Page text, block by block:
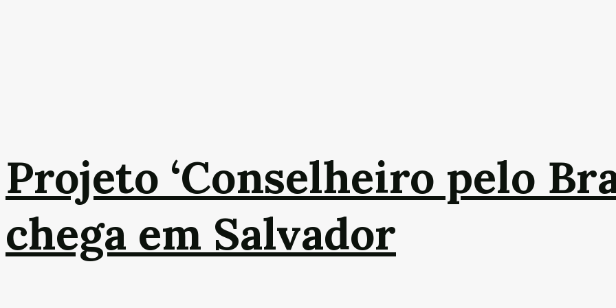
Projeto ‘Conselheiro pelo
chega em Salvador